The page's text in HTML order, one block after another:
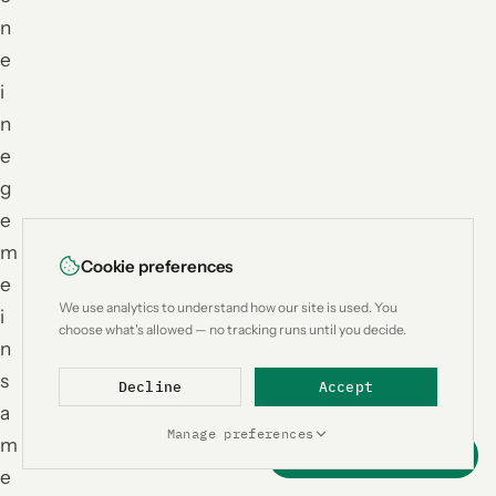
n
e
i
n
e
g
e
m
e
i
n
s
a
m
e
Cookie preferences
We use analytics to understand how our site is used. You
choose what's allowed — no tracking runs until you decide.
Decline Accept
Manage preferences